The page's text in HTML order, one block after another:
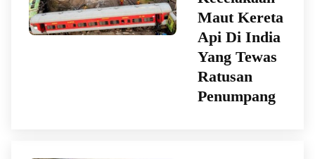
Maut Kereta
Api Di India
Yang Tewas
Ratusan
Penumpang